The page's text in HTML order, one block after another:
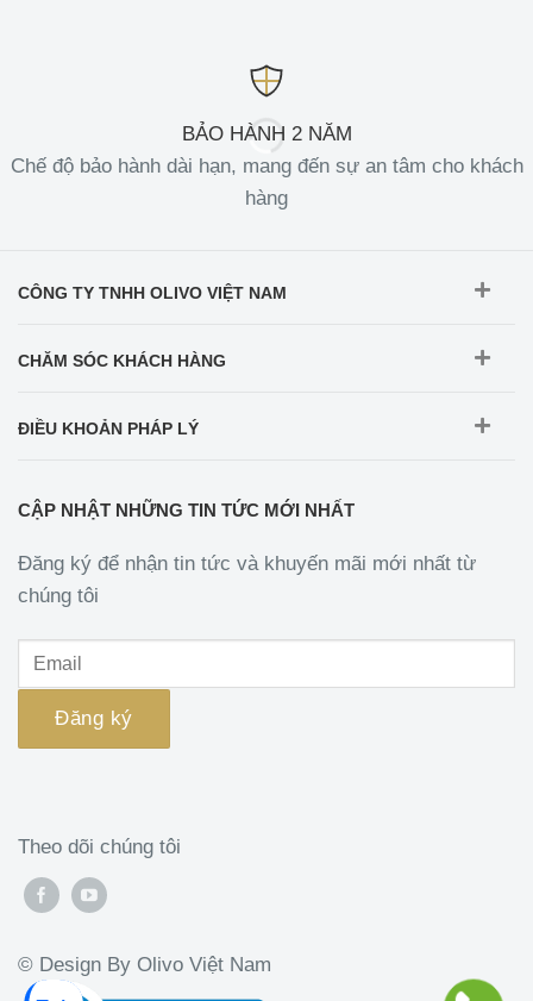
BẢO HÀNH 2 NĂM
Chế độ bảo hành dài hạn, mang đến sự an tâm cho khách
hàng
CÔNG TY TNHH OLIVO VIỆT NAM
CHĂM SÓC KHÁCH HÀNG
ĐIỀU KHOẢN PHÁP LÝ
CẬP NHẬT NHỮNG TIN TỨC MỚI NHẤT
Đăng ký để nhận tin tức và khuyến mãi mới nhất từ
chúng tôi
© Design By Olivo Việt Nam
Theo dõi chúng tôi